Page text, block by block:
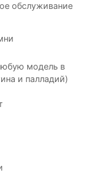
обслуживание
модель в
и палладий)